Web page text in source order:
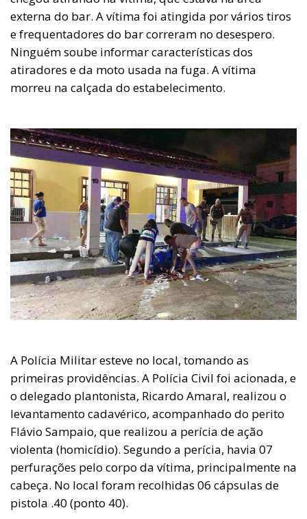
externa do bar. A vítima foi atingida por vários tiros
e frequentadores do bar correram no desespero.
Ninguém soube informar características dos
atiradores e da moto usada na fuga. A vítima
morreu na calçada do estabelecimento.
A Polícia Militar esteve no local, tomando as
primeiras providências. A Polícia Civil foi acionada, e
o delegado plantonista, Ricardo Amaral, realizou o
levantamento cadavérico, acompanhado do perito
Flávio Sampaio, que realizou a perícia de ação
violenta (homicídio). Segundo a perícia, havia 07
perfurações pelo corpo da vítima, principalmente na
cabeça. No local foram recolhidas 06 cápsulas de
pistola .40 (ponto 40).